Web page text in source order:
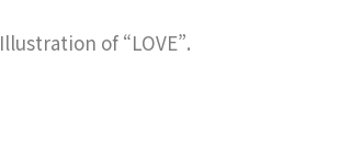
Illustration of “LOVE”.